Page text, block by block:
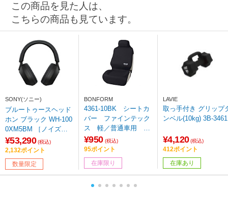
この商品を見た人は、
こちらの商品も見ています。
SONY(ソニー)
ブルートゥースヘッド
ホン ブラック WH-100
0XM5BM ［ノイズキ
ャンセリング対応 /Blu
etooth対応］
¥53,290 (税込)
2,132ポイント
数量限定
BONFORM
4361-10BK シートカ
バー ファインテック
ス 軽／普通車用 フ
ロント用1枚入り 防
水 取付簡単 丸洗い
OK カラー：ブラッ
ク
¥950 (税込)
95ポイント
在庫限り
LAVIE
取っ手付き グリップ
ンベル(10kg) 3B-3461
¥4,120 (税込)
412ポイント
在庫あり